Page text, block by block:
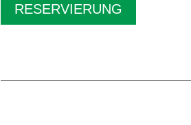
RESERVIERUNG